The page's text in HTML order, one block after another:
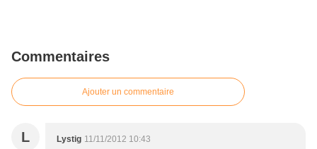
Commentaires
Ajouter un commentaire
L Lystig 11/11/2012 10:43